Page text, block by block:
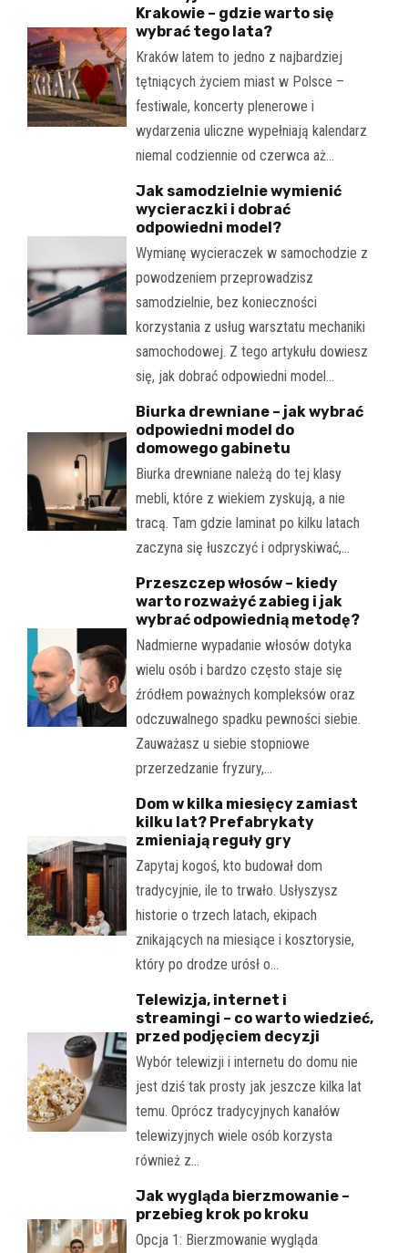
Krakowie – gdzie warto się
wybrać tego lata?
Kraków latem to jedno z najbardziej
tętniących życiem miast w Polsce –
festiwale, koncerty plenerowe i
wydarzenia uliczne wypełniają kalendarz
niemal codziennie od czerwca aż…
Jak samodzielnie wymienić
wycieraczki i dobrać
odpowiedni model?
Wymianę wycieraczek w samochodzie z
powodzeniem przeprowadzisz
samodzielnie, bez konieczności
korzystania z usług warsztatu mechaniki
samochodowej. Z tego artykułu dowiesz
się, jak dobrać odpowiedni model…
Biurka drewniane – jak wybrać
odpowiedni model do
domowego gabinetu
Biurka drewniane należą do tej klasy
mebli, które z wiekiem zyskują, a nie
tracą. Tam gdzie laminat po kilku latach
zaczyna się łuszczyć i odpryskiwać,…
Przeszczep włosów – kiedy
warto rozważyć zabieg i jak
wybrać odpowiednią metodę?
Nadmierne wypadanie włosów dotyka
wielu osób i bardzo często staje się
źródłem poważnych kompleksów oraz
odczuwalnego spadku pewności siebie.
Zauważasz u siebie stopniowe
przerzedzanie fryzury,…
Dom w kilka miesięcy zamiast
kilku lat? Prefabrykaty
zmieniają reguły gry
Zapytaj kogoś, kto budował dom
tradycyjnie, ile to trwało. Usłyszysz
historie o trzech latach, ekipach
znikających na miesiące i kosztorysie,
który po drodze urósł o…
Telewizja, internet i
streamingi – co warto wiedzieć,
przed podjęciem decyzji
Wybór telewizji i internetu do domu nie
jest dziś tak prosty jak jeszcze kilka lat
temu. Oprócz tradycyjnych kanałów
telewizyjnych wiele osób korzysta
również z…
Jak wygląda bierzmowanie –
przebieg krok po kroku
Opcja 1: Bierzmowanie wygląda